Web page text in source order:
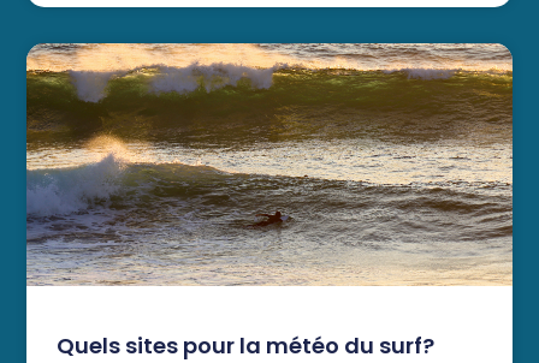
Quels sites pour la météo du surf?